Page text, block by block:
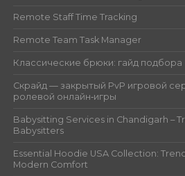
Remote Staff Time Tracking
Remote Team Task Manager
Классические брюки: гайд подбора
Скрайд — закрытый PvP игровой
ролевой онлайн‑игры
Babysitting Services in Chandigarh –
Babysitters
Essential Hoodie USA Collection:
Modern Comfort